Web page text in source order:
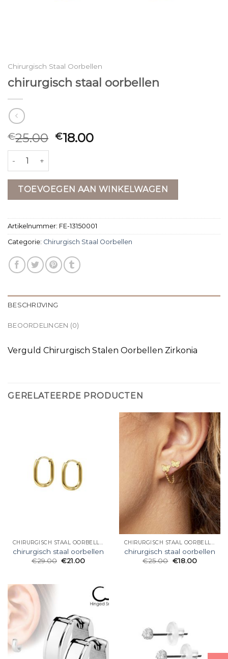
Chirurgisch Staal Oorbellen
chirurgisch staal oorbellen
€25.00 €18.00
chirurgisch staal oorbellen aantal
TOEVOEGEN AAN WINKELWAGEN
Artikelnummer: FE-13150001
Categorie: Chirurgisch Staal Oorbellen
BESCHRIJVING
BEOORDELINGEN (0)
Verguld Chirurgisch Stalen Oorbellen Zirkonia
GERELATEERDE PRODUCTEN
chirurgisch staal oorbellen
€29.00 €21.00
chirurgisch staal oorbellen
€25.00 €18.00